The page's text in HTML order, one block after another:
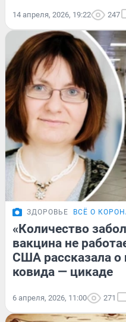
14 апреля, 2026, 19:22 247
ЗДОРОВЬЕ ВСЁ О
«Количество
вакцина не
США рассказала
ковида — цикаде
6 апреля, 2026, 11:00 271